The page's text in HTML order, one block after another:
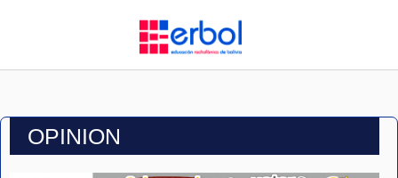
OPINION